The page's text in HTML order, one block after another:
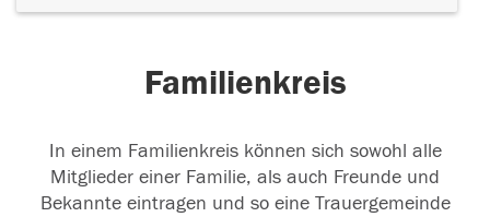
Familienkreis
In einem Familienkreis können sich sowohl alle
Mitglieder einer Familie, als auch Freunde und
Bekannte eintragen und so eine Trauergemeinde